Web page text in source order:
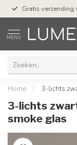
Gratis verzending
MENU
Home / 3-lichts
3-lichts
smoke glas